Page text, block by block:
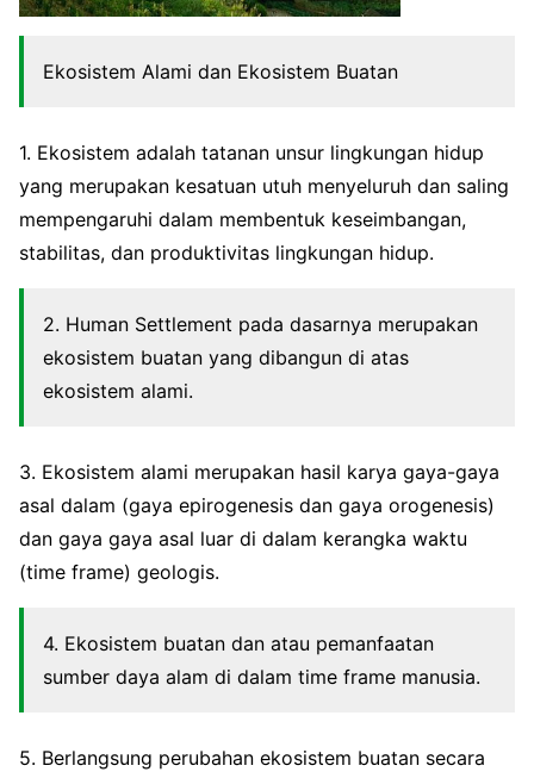
Ekosistem Alami dan Ekosistem Buatan
1. Ekosistem adalah tatanan unsur lingkungan hidup
yang merupakan kesatuan utuh menyeluruh dan saling
mempengaruhi dalam membentuk keseimbangan,
stabilitas, dan produktivitas lingkungan hidup.
2. Human Settlement pada dasarnya merupakan
ekosistem buatan yang dibangun di atas
ekosistem alami.
3. Ekosistem alami merupakan hasil karya gaya-gaya
asal dalam (gaya epirogenesis dan gaya orogenesis)
dan gaya gaya asal luar di dalam kerangka waktu
(time frame) geologis.
4. Ekosistem buatan dan atau pemanfaatan
sumber daya alam di dalam time frame manusia.
5. Berlangsung perubahan ekosistem buatan secara